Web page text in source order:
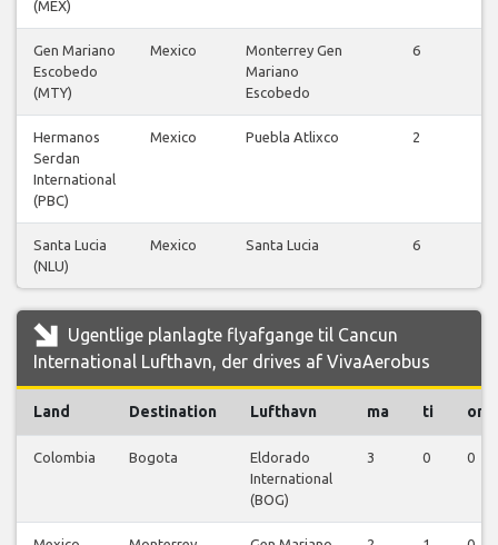
(MEX)
Gen Mariano
Escobedo
(MTY)
Mexico
Monterrey Gen
Mariano
Escobedo
6
Hermanos
Serdan
International
(PBC)
Mexico Puebla Atlixco
2
Santa Lucia
(NLU)
Mexico Santa Lucia
6
Ugentlige planlagte flyafgange til Cancun
International Lufthavn, der drives af VivaAerobus
Land Destination Lufthavn ma ti on
Colombia Bogota
Eldorado
International
(BOG)
3 0 0